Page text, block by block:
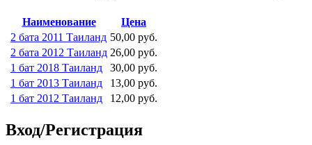
Наименование
Цена
2 бата 2011 Таиланд 50,00 руб.
2 бата 2012 Таиланд 26,00 руб.
1 бат 2018 Таиланд
30,00 руб.
1 бат 2013 Таиланд
13,00 руб.
1 бат 2012 Таиланд
12,00 руб.
Вход/Регистрация